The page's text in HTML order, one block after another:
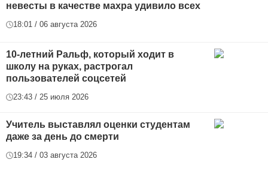
невесты в качестве махра удивило всех
18:01 / 06 августа 2026
10-летний Ральф, который ходит в
школу на руках, растрогал
пользователей соцсетей
23:43 / 25 июля 2026
Учитель выставлял оценки студентам
даже за день до смерти
19:34 / 03 августа 2026